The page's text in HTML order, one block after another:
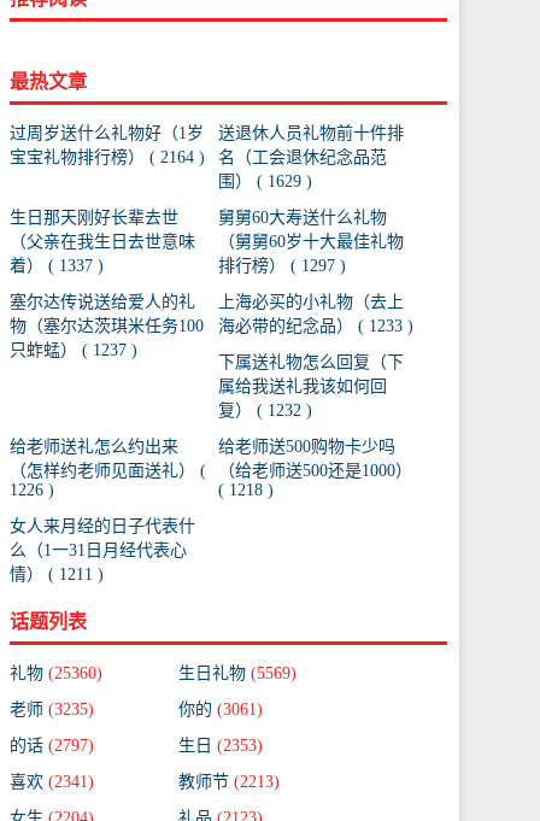
最热文章
过周岁送什么礼物好（1岁
宝宝礼物排行榜） ( 2164 )
送退休人员礼物前十件排
名（工会退休纪念品范
围） ( 1629 )
生日那天刚好长辈去世
（父亲在我生日去世意味
着） ( 1337 )
舅舅60大寿送什么礼物
（舅舅60岁十大最佳礼物
排行榜） ( 1297 )
塞尔达传说送给爱人的礼
物（塞尔达茨琪米任务100
只蚱蜢） ( 1237 )
上海必买的小礼物（去上
海必带的纪念品） ( 1233 )
下属送礼物怎么回复（下
属给我送礼我该如何回
复） ( 1232 )
给老师送礼怎么约出来
（怎样约老师见面送礼） (
1226 )
给老师送500购物卡少吗
（给老师送500还是1000）
( 1218 )
女人来月经的日子代表什
么（1一31日月经代表心
情） ( 1211 )
话题列表
礼物 (25360) 生日礼物 (5569)
老师 (3235) 你的 (3061)
的话 (2797) 生日 (2353)
喜欢 (2341) 教师节 (2213)